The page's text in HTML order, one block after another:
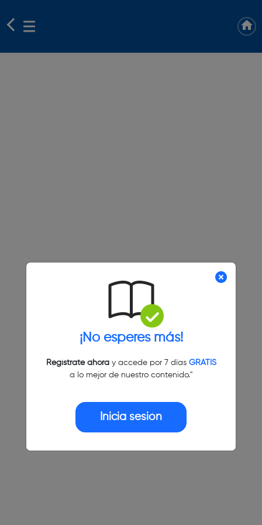
¡No esperes más!
Regístrate ahoray accede por 7 días GRATIS
a lo mejor de nuestro contenido."
Inicia sesión